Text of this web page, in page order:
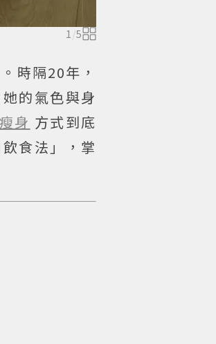
1 /5
時隔20年，
的氣色與身
瘦身 方式到底
食法」，掌